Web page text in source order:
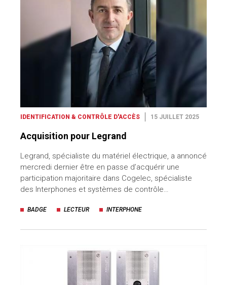
IDENTIFICATION & CONTRÔLE D'ACCÈS 15 JUILLET 2025
Acquisition pour Legrand
Legrand, spécialiste du matériel électrique, a annoncé
mercredi dernier être en passe d’acquérir une
participation majoritaire dans Cogelec, spécialiste
des Interphones et systèmes de contrôle…
BADGE LECTEUR INTERPHONE